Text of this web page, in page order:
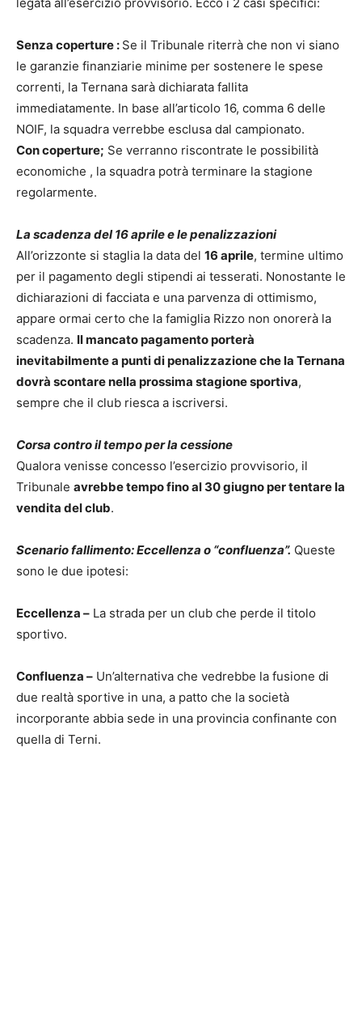
Senza coperture : Se il Tribunale riterrà che non vi siano
le garanzie finanziarie minime per sostenere le spese
correnti, la Ternana sarà dichiarata fallita
immediatamente. In base all’articolo 16, comma 6 delle
NOIF, la squadra verrebbe esclusa dal campionato.
Con coperture; Se verranno riscontrate le possibilità
economiche , la squadra potrà terminare la stagione
regolarmente.
La scadenza del 16 aprile e le penalizzazioni
All’orizzonte si staglia la data del 16 aprile, termine ultimo
per il pagamento degli stipendi ai tesserati. Nonostante le
dichiarazioni di facciata e una parvenza di ottimismo,
appare ormai certo che la famiglia Rizzo non onorerà la
scadenza. Il mancato pagamento porterà
inevitabilmente a punti di penalizzazione che la Ternana
dovrà scontare nella prossima stagione sportiva,
sempre che il club riesca a iscriversi.
Corsa contro il tempo per la cessione
Qualora venisse concesso l’esercizio provvisorio, il
Tribunale avrebbe tempo fino al 30 giugno per tentare la
vendita del club.
Scenario fallimento: Eccellenza o “confluenza”. Queste
sono le due ipotesi:
Eccellenza – La strada per un club che perde il titolo
sportivo.
Confluenza – Un’alternativa che vedrebbe la fusione di
due realtà sportive in una, a patto che la società
incorporante abbia sede in una provincia confinante con
quella di Terni.